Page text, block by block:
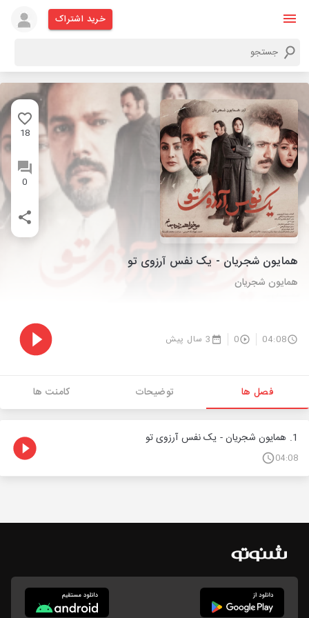
خرید اشتراک
18
0
همایون شجریان - یک نفس آرزوی تو
همایون شجریان
04:08
0 3 سال پیش
فصل ها توضیحات کامنت ها
1. همایون شجریان - یک نفس آرزوی تو
04:08